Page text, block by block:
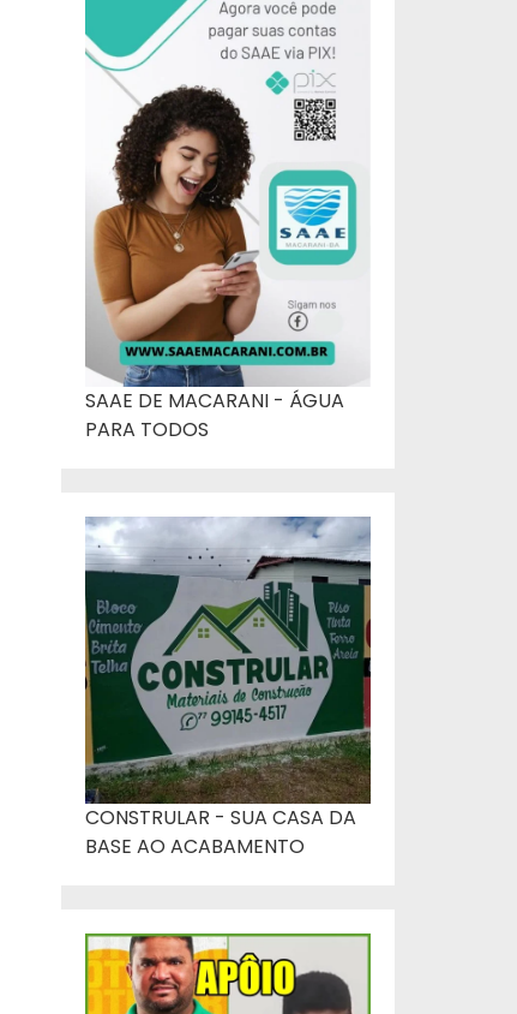
SAAE DE MACARANI - ÁGUA
PARA TODOS
CONSTRULAR - SUA CASA DA
BASE AO ACABAMENTO